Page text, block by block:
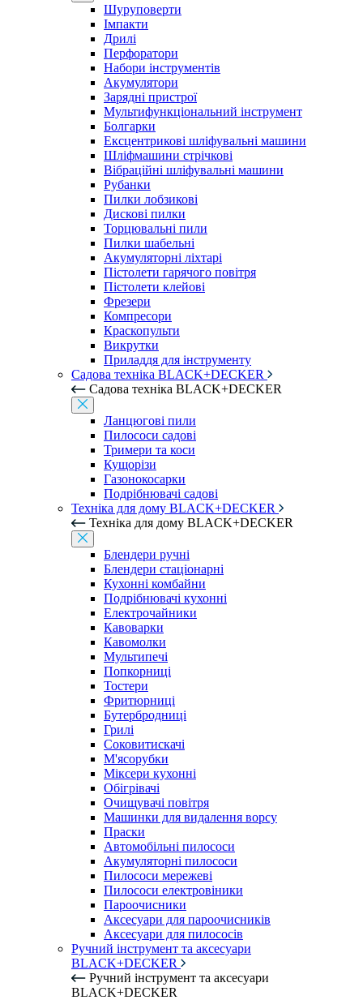
Шуруповерти
Імпакти
Дрилі
Перфоратори
Набори інструментів
Акумулятори
Зарядні пристрої
Мультифункціональний інструмент
Болгарки
Ексцентрикові шліфувальні машини
Шліфмашини стрічкові
Вібраційні шліфувальні машини
Рубанки
Пилки лобзикові
Дискові пилки
Торцювальні пили
Пилки шабельні
Акумуляторні ліхтарі
Пістолети гарячого повітря
Пістолети клейові
Фрезери
Компресори
Краскопульти
Викрутки
Приладдя для інструменту
Садова техніка BLACK+DECKER
Садова техніка BLACK+DECKER
Ланцюгові пили
Пилососи садові
Тримери та коси
Кущорізи
Газонокосарки
Подрібнювачі садові
Техніка для дому BLACK+DECKER
Техніка для дому BLACK+DECKER
Блендери ручні
Блендери стаціонарні
Кухонні комбайни
Подрібнювачі кухонні
Електрочайники
Кавоварки
Кавомолки
Мультипечі
Попкорниці
Тостери
Фритюрниці
Бутербродниці
Грилі
Соковитискачі
М'ясорубки
Міксери кухонні
Обігрівачі
Очищувачі повітря
Машинки для видалення ворсу
Праски
Автомобільні пилососи
Акумуляторні пилососи
Пилососи мережеві
Пилососи електровіники
Пароочисники
Аксесуари для пароочисників
Аксесуари для пилососів
Ручний інструмент та аксесуари
BLACK+DECKER
Ручний інструмент та аксесуари
BLACK+DECKER